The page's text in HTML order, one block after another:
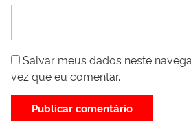
Salvar meus dados neste
vez que eu comentar.